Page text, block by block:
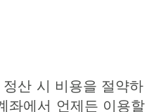
산 시 비용을 절약하
좌에서 언제든 이용할